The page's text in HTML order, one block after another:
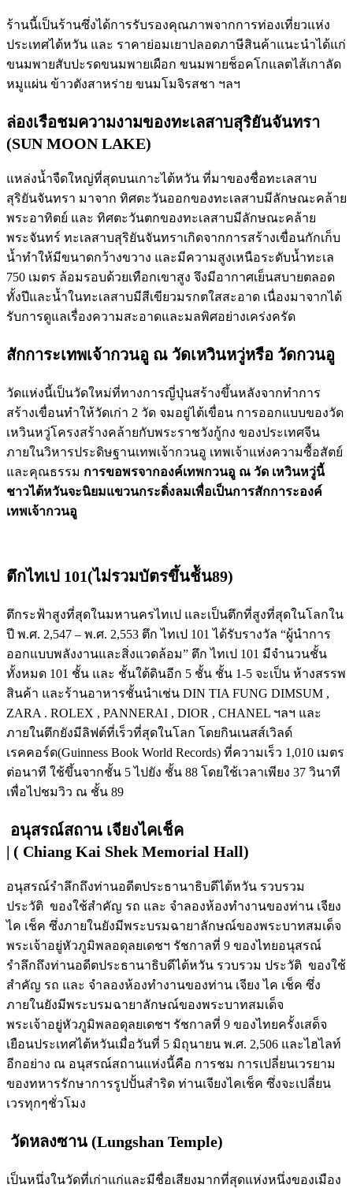
ร้านนี้เป็นร้านซึ่งได้การรับรองคุณภาพจากการท่องเที่ยวแห่ง
ประเทศไต้หวัน และ ราคาย่อมเยาปลอดภาษีสินค้าแนะนำได้แก่
ขนมพายสับปะรดขนมพายเผือก ขนมพายช็อคโกแลตไส้เกาลัด
หมูแผ่น ข้าวตังสาหร่าย ขนมโมจิรสชา ฯลฯ
ล่องเรือชมความงามของทะเลสาบสุริยันจันทรา
(SUN MOON LAKE)
แหล่งน้ำจืดใหญ่ที่สุดบนเกาะไต้หวัน ที่มาของชื่อทะเลสาบ
สุริยันจันทรา มาจาก ทิศตะวันออกของทะเลสาบมีลักษณะคล้าย
พระอาทิตย์ และ ทิศตะวันตกของทะเลสาบมีลักษณะคล้าย
พระจันทร์ ทะเลสาบสุริยันจันทราเกิดจากการสร้างเขื่อนกักเก็บ
น้ำทำให้มีขนาดกว้างขวาง และมีความสูงเหนือระดับน้ำทะเล
750 เมตร ล้อมรอบด้วยเทือกเขาสูง จึงมีอากาศเย็นสบายตลอด
ทั้งปีและน้ำในทะเลสาบมีสีเขียวมรกตใสสะอาด เนื่องมาจากได้
รับการดูแลเรื่องความสะอาดและมลพิศอย่างเคร่งครัด
สักการะเทพเจ้ากวนอู ณ วัดเหวินหวู่หรือ วัดกวนอู
วัดแห่งนี้เป็นวัดใหม่ที่ทางการญี่ปุ่นสร้างขึ้นหลังจากทำการ
สร้างเขื่อนทำให้วัดเก่า 2 วัด จมอยู่ไต้เขื่อน การออกแบบของวัด
เหวินหวู่โครงสร้างคล้ายกับพระราชวังกู้กง ของประเทศจีน
ภายในวิหารประดิษฐานเทพเจ้ากวนอู เทพเจ้าแห่งความซื้อสัตย์
และคุณธรรม การขอพรจากองค์เทพกวนอู ณ วัด เหวินหวู่นี้
ชาวไต้หวันจะนิยมแขวนกระดิ่งลมเพื่อเป็นการสักการะองค์
เทพเจ้ากวนอู
ตึกไทเป 101(ไม่รวมบัตรขึ้นช้ัน89)
ตึกระฟ้าสูงที่สุดในมหานครไทเป และเป็นตึกที่สูงที่สุดในโลกใน
ปี พ.ศ. 2,547 – พ.ศ. 2,553 ตึก ไทเป 101 ได้รับรางวัล “ผู้นำการ
ออกแบบพลังงานและสิ่งแวดล้อม” ตึก ไทเป 101 มีจำนวนชั้น
ทั้งหมด 101 ชั้น และ ชั้นใต้ดินอีก 5 ชั้น ชั้น 1-5 จะเป็น ห้างสรรพ
สินค้า และร้านอาหารชั้นนำเช่น DIN TIA FUNG DIMSUM ,
ZARA . ROLEX , PANNERAI , DIOR , CHANEL ฯลฯ และ
ภายในตึกยังมีลิฟต์ที่เร็วที่สุดในโลก โดยกินเนสส์เวิลด์
เรคคอร์ด(Guinness Book World Records) ที่ความเร็ว 1,010 เมตร
ต่อนาที ใช้ขึ้นจากชั้น 5 ไปยัง ชั้น 88 โดยใช้เวลาเพียง 37 วินาที
เพื่อไปชมวิว ณ ชั้น 89
อนุสรณ์สถาน เจียงไคเช็ค
| ( Chiang Kai Shek Memorial Hall)
อนุสรณ์รำลึกถึงท่านอดีตประธานาธิบดีไต้หวัน รวบรวม
ประวัติ ของใช้สำคัญ รถ และ จำลองห้องทำงานของท่าน เจียง
ไค เช็ค ซึ่งภายในยังมีพระบรมฉายาลักษณ์ของพระบาทสมเด็จ
พระเจ้าอยู่หัวภูมิพลอดุลยเดชฯ รัชกาลที่ 9 ของไทยอนุสรณ์
รำลึกถึงท่านอดีตประธานาธิบดีไต้หวัน รวบรวม ประวัติ ของใช้
สำคัญ รถ และ จำลองห้องทำงานของท่าน เจียง ไค เช็ค ซึ่ง
ภายในยังมีพระบรมฉายาลักษณ์ของพระบาทสมเด็จ
พระเจ้าอยู่หัวภูมิพลอดุลยเดชฯ รัชกาลที่ 9 ของไทยครั้งเสด็จ
เยือนประเทศไต้หวันเมื่อวันที่ 5 มิถุนายน พ.ศ. 2,506 และไฮไลท์
อีกอย่าง ณ อนุสรณ์สถานแห่งนี้คือ การชม การเปลี่ยนเวรยาม
ของทหารรักษาการรูปปั้นสำริด ท่านเจียงไคเช็ค ซึ่งจะเปลี่ยน
เวรทุกๆชั่วโมง
วัดหลงซาน (Lungshan Temple)
เป็นหนึ่งในวัดที่เก่าแก่และมีชื่อเสียงมากที่สุดแห่งหนึ่งของเมือง